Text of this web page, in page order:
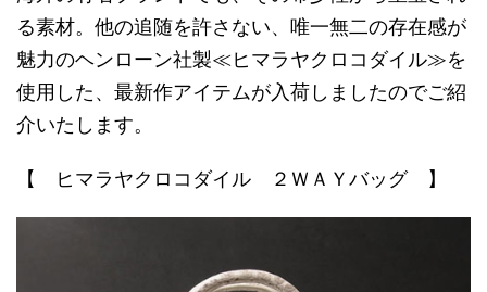
る素材。他の追随を許さない、唯一無二の存在感が
魅力のヘンローン社製≪ヒマラヤクロコダイル≫を
使用した、最新作アイテムが入荷しましたのでご紹
介いたします。
【 ヒマラヤクロコダイル ２ＷＡＹバッグ 】